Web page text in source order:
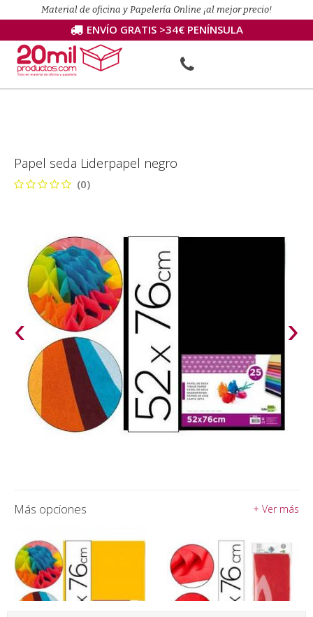
Material de oficina y Papelería Online ¡al mejor precio!
ENVÍO GRATIS >34€ PENÍNSULA
Papel seda Liderpapel negro
(0)
‹ ›
Más opciones + Ver más